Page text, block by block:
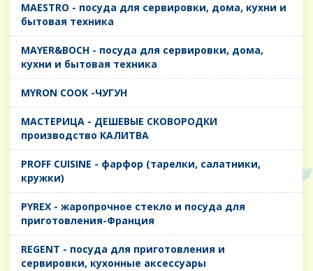
MAESTRO - посуда для сервировки, дома, кухни и
бытовая техника
MAYER&BOCH - посуда для сервировки, дома,
кухни и бытовая техника
MYRON COOK -ЧУГУН
MАСТЕРИЦА - ДЕШЕВЫЕ СКОВОРОДКИ
производство КАЛИТВА
PROFF CUISINE - фарфор (тарелки, салатники,
кружки)
PYREX - жаропрочное стекло и посуда для
приготовления-Франция
REGENT - посуда для приготовления и
сервировки, кухонные аксессуары